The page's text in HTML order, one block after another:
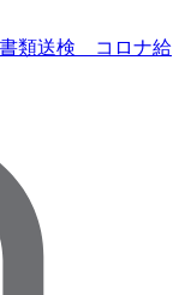
書類送検 コロナ給